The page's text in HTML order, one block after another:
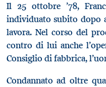
Il 25 ottobre ’78,
individuato subito dopo
lavora. Nel corso del
contro di lui anche
Consiglio di fabbrica,
Condannato ad oltre